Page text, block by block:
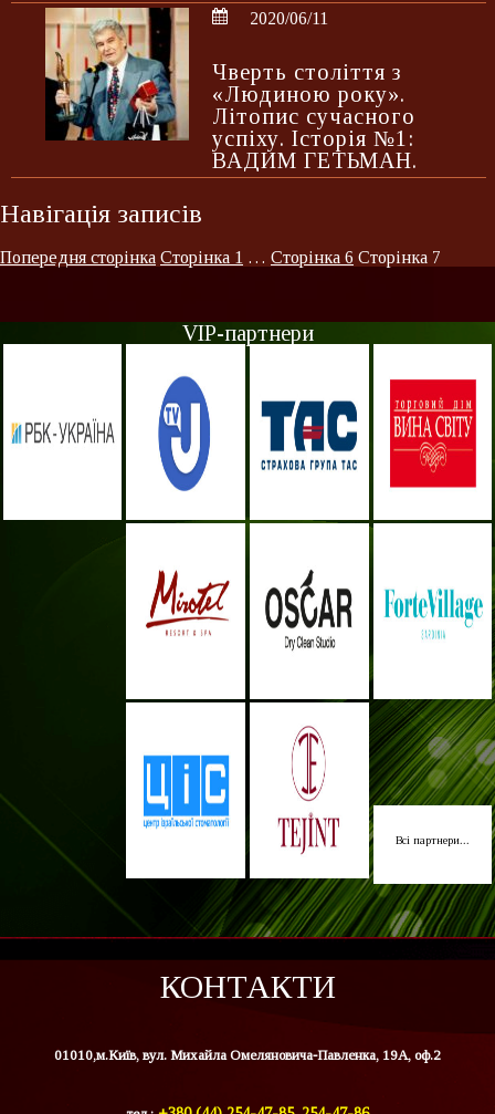
2020/06/11
Чверть століття з
«Людиною року».
Літопис сучасного
успіху. Історія №1:
ВАДИМ ГЕТЬМАН.
Навігація записів
Попередня сторінка Сторінка 1 … Сторінка 6 Сторінка 7
VIP-партнери
Всі партнери...
КОНТАКТИ
01010,м.Київ, вул. Михайла Омеляновича-Павленка, 19А, оф.2